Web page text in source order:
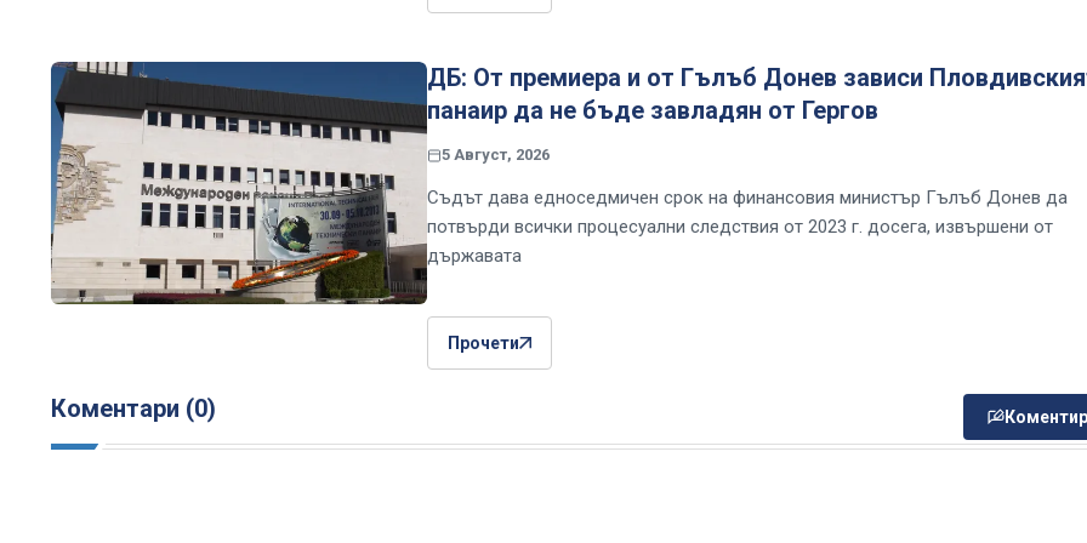
ДБ: От премиера и от Гълъб Донев зависи
панаир да не бъде завладян от Гергов
5 Август, 2026
Съдът дава едноседмичен срок на финансовия министър Гълъб Донев да
потвърди всички процесуални следствия от 2023 г. досега, извършени от
държавата
Прочети
Коментари (0)